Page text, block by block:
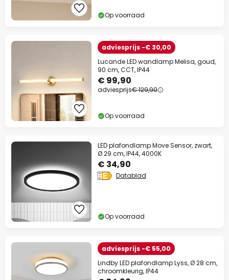
Op voorraad
adviesprijs -€ 30,00
Lucande LED wandlamp Melisa, goud,
90 cm, CCT, IP44
€ 99,90
adviesprijs€ 129,90
Op voorraad
LED plafondlamp Move Sensor, zwart,
Ø 29 cm, IP44, 4000K
€ 34,90
Datablad
Op voorraad
adviesprijs -€ 55,00
Lindby LED plafondlamp Lyss, Ø 28 cm,
chroomkleurig, IP44